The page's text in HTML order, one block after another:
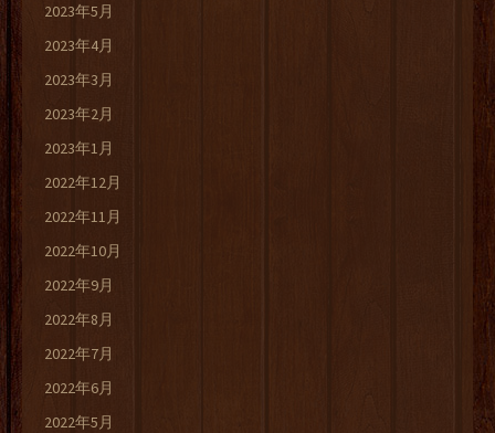
2023年5月
2023年4月
2023年3月
2023年2月
2023年1月
2022年12月
2022年11月
2022年10月
2022年9月
2022年8月
2022年7月
2022年6月
2022年5月